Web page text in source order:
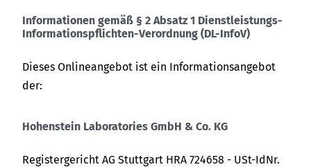
Informationen gemäß § 2 Absatz 1 Dienstleistungs-
Informationspflichten-Verordnung (DL-InfoV)
Dieses Onlineangebot ist ein Informationsangebot
der:
Hohenstein Laboratories GmbH & Co. KG
Registergericht AG Stuttgart HRA 724658 - USt-IdNr.